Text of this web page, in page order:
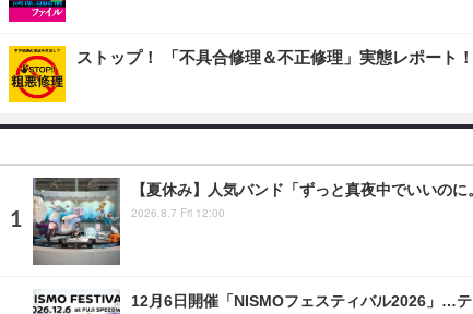
ストップ！ 「不具合修理＆不正修理」実態レポート！
【夏休み】人気バンド「ずっと真夜中でいいの
2026.8.7 Fri 12:00
12月6日開催「NISMOフェスティバル2026」…